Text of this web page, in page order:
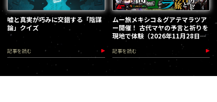
嘘と真実が巧みに交錯する「陰謀
論」クイズ
記事を読む
ムー旅メキシコ＆グアテマラツア
ー開催！ 古代マヤの予言と祈りを
現地で体験（2026年11月28日～
12月5日）
記事を読む